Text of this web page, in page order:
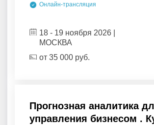
.
Онлайн-трансляция
18 - 19 ноября 2026 |
МОСКВА
от 35 000 руб.
Прогнозная аналитика
управления бизнесом .